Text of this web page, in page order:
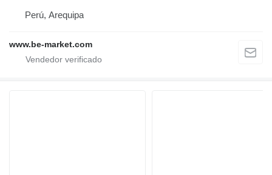
Perú, Arequipa
www.be-market.com